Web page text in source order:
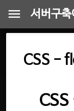
서버구
CSS -